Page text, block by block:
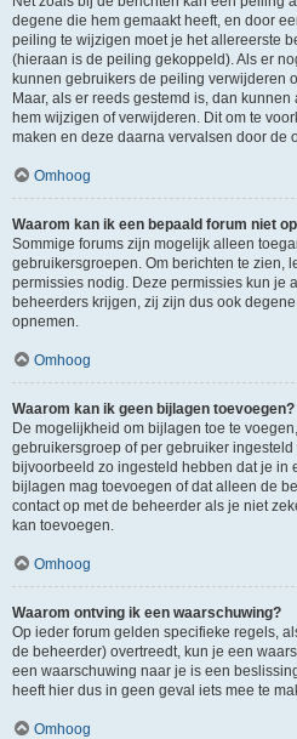
degene die hem gemaakt heeft, en door
peiling te wijzigen moet je het allereerste
(hieraan is de peiling gekoppeld). Als er
kunnen gebruikers de peiling verwijderen
Maar, als er reeds gestemd is, dan
hem wijzigen of verwijderen. Dit om te
maken en deze daarna vervalsen door de
Omhoog
Waarom kan ik een bepaald forum niet
Sommige forums zijn mogelijk alleen
gebruikersgroepen. Om berichten te zien,
permissies nodig. Deze permissies kun je
beheerders krijgen, zij zijn dus ook
opnemen.
Omhoog
Waarom kan ik geen bijlagen toevoegen?
De mogelijkheid om bijlagen toe te
gebruikersgroep of per gebruiker
bijvoorbeeld zo ingesteld hebben dat je in
bijlagen mag toevoegen of dat alleen de
contact op met de beheerder als je niet
kan toevoegen.
Omhoog
Waarom ontving ik een waarschuwing?
Op ieder forum gelden specifieke regels,
de beheerder) overtreedt, kun je een
een waarschuwing naar je is een
heeft hier dus in geen geval iets mee te
Omhoog